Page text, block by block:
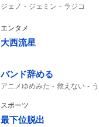
ジェノ ジェミン ラジコ
エンタメ
大西流星
バンド辞める
アニメゆめみた 救えない
スポーツ
最下位脱出